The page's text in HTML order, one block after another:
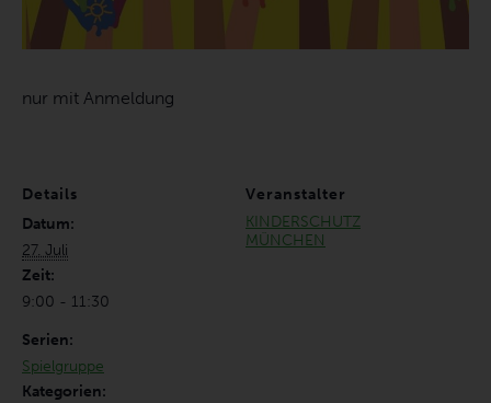
nur mit Anmeldung
Details
Datum:
27. Juli
Zeit:
9:00 - 11:30
Serien:
Spielgruppe
Kategorien:
Veranstalter
KINDERSCHUTZ
MÜNCHEN